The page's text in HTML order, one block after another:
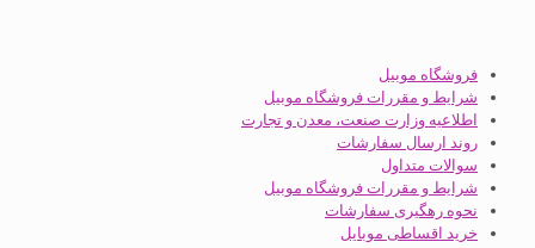
فروشگاه موبیل
صنعت، معدن و تجارت
سفارشات
فروشگاه موبیل
سفارشات
موبایل